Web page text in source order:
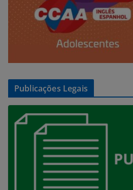
Publicações Legais